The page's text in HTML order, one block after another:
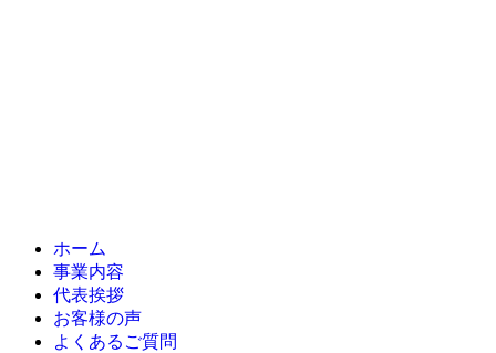
ホーム
事業内容
代表挨拶
お客様の声
よくあるご質問